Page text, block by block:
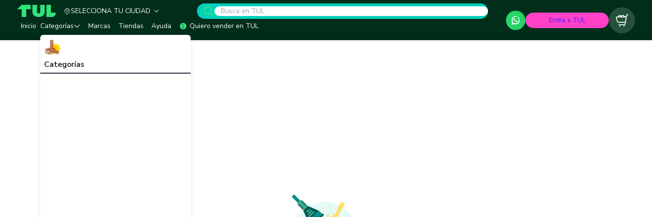
TUL - Tu Marketplace de Construcción
SELECCIONA TU CIUDAD
Inicio Categorías
Categorías
Marcas Tiendas Ayuda Quiero vender en TUL
Entra a TUL Carrito